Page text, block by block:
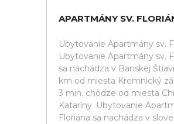
APARTMÁNY SV.
Ubytovanie Apartmány sv.
Ubytovanie Apartmány sv.
sa nachádza v Banskej
km od miesta Kremnický
3 min. chôdze od miesta
Kataríny. Ubytovanie
Floriána sa nachádza v